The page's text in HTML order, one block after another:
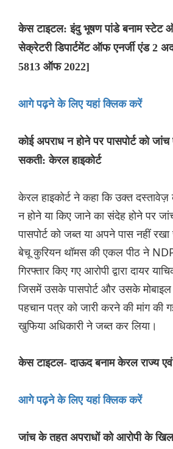
केस टाइटल: इंदु भूषण पांडे बनाम स्टेट
सेक्रेटरी डिपार्टमेंट ऑफ एनर्जी एंड 2
5813 ऑफ 2022]
आगे पढ़ने के लिए यहां क्लिक करें
कोई अपराध न होने पर पासपोर्ट को
सकती: केरल हाइकोर्ट
केरल हाइकोर्ट ने कहा कि उक्त
न होने या किए जाने का संदेह होने पर जांच
पासपोर्ट को जब्त या अपने पास नहीं
बेचू कुरियन थॉमस की एकल पीठ ने
गिरफ्तार किए गए आरोपी द्वारा दायर
जिसमें उसके पासपोर्ट और उसके
पहचान पत्र को जारी करने की मांग
खुफिया अधिकारी ने जब्त कर लिया।
केस टाइटल- दाऊद बनाम केरल राज्य
आगे पढ़ने के लिए यहां क्लिक करें
जांच के तहत अपराधों को आरोपी के